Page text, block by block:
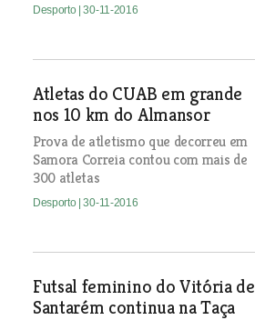
Desporto | 30-11-2016
Atletas do CUAB em grande
nos 10 km do Almansor
Prova de atletismo que decorreu em
Samora Correia contou com mais de
300 atletas
Desporto | 30-11-2016
Futsal feminino do Vitória de
Santarém continua na Taça